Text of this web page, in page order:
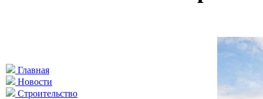
Главная
Новости
Строительство